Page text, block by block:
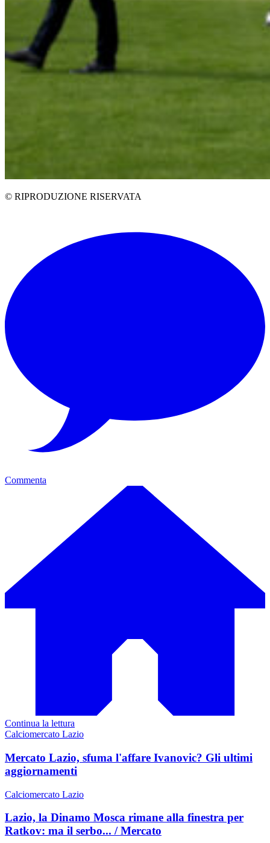
© RIPRODUZIONE RISERVATA
Commenta
Continua la lettura
Calciomercato Lazio
Mercato Lazio, sfuma l'affare Ivanovic? Gli ultimi
aggiornamenti
Calciomercato Lazio
Lazio, la Dinamo Mosca rimane alla finestra per
Ratkov: ma il serbo... / Mercato